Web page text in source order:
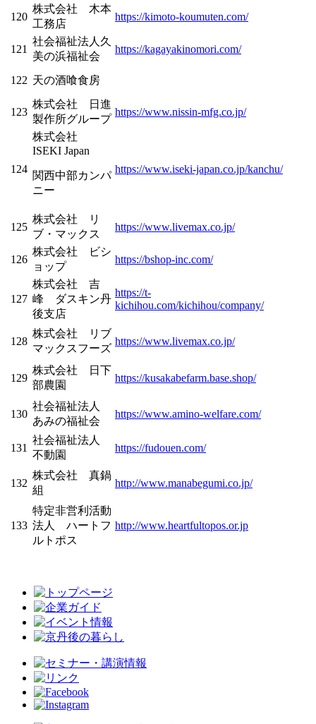
120
株式会社 木本
工務店
https://kimoto-koumuten.com/
121
社会福祉法人久
美の浜福祉会
https://kagayakinomori.com/
122 天の酒喰食房
123
株式会社 日進
製作所グループ
https://www.nissin-mfg.co.jp/
124
株式会社
ISEKI Japan
関西中部カンパ
ニー
https://www.iseki-japan.co.jp/kanchu/
125
株式会社 リ
ブ・マックス
https://www.livemax.co.jp/
126
株式会社 ビシ
ョップ
https://bshop-inc.com/
127
株式会社 吉
峰 ダスキン丹
後支店
https://t-
kichihou.com/kichihou/company/
128
株式会社 リブ
マックスフーズ
https://www.livemax.co.jp/
129
株式会社 日下
部農園
https://kusakabefarm.base.shop/
130
社会福祉法人
あみの福祉会
https://www.amino-welfare.com/
131
社会福祉法人
不動園
https://fudouen.com/
132
株式会社 真鍋
組
http://www.manabegumi.co.jp/
133
特定非営利活動
法人 ハートフ
ルトポス
http://www.heartfultopos.or.jp